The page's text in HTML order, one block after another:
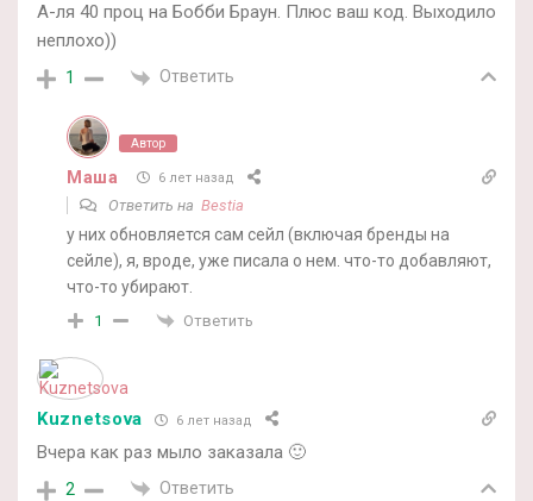
А-ля 40 проц на Бобби Браун. Плюс ваш код. Выходило
неплохо))
1 Ответить
Автор
Маша 6 лет назад
Ответить на Bestia
у них обновляется сам сейл (включая бренды на
сейле), я, вроде, уже писала о нем. что-то добавляют,
что-то убирают.
1 Ответить
Kuznetsova 6 лет назад
Вчера как раз мыло заказала 🙂
2 Ответить